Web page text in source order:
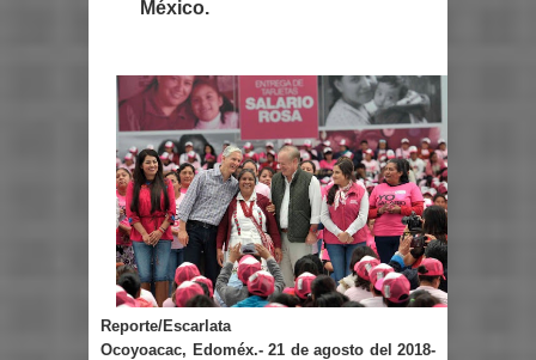
México.
Reporte/Escarlata
Ocoyoacac, Edoméx.- 21 de agosto del 2018-